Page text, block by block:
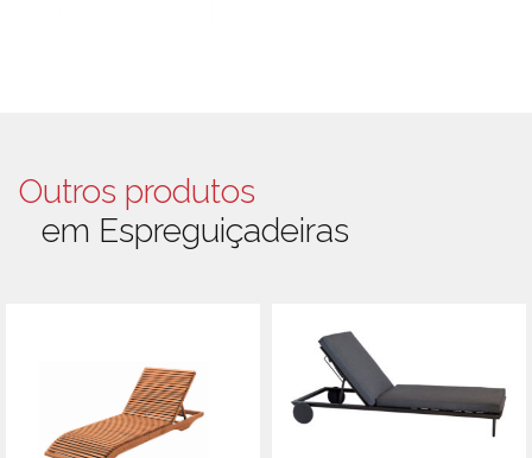
Outros produtos
em Espreguiçadeiras